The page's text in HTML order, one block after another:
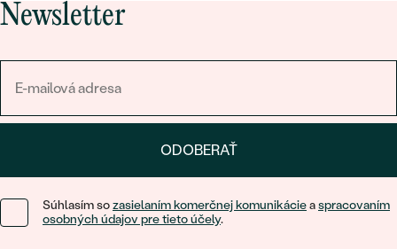
Newsletter
ODOBERAŤ
Súhlasím sozasielaním komerčnej komunikácieaspracovaním
osobných údajov pre tieto účely.